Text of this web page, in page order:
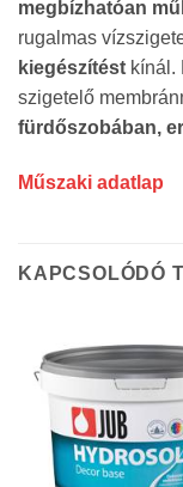
megbízhatóan
rugalmas
kiegészítést kínál.
szigetelő
fürdőszobában,
Műszaki adatlap
KAPCSOLÓDÓ